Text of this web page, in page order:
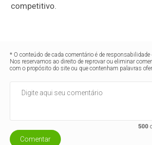
competitivo.
* O conteúdo de cada comentário é de responsabilidade
Nos reservamos ao direito de reprovar ou eliminar
com o propósito do site ou que contenham palavras
500
Comentar